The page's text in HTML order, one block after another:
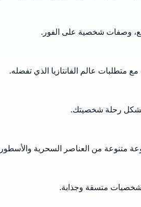
وصفات شخصية على الفور.
عالم الفانتازيا الذي تفضله.
تشكل رحلة شخصيتك.
متنوعة من العناصر السحرية
شخصيات متسقة وجذابة.